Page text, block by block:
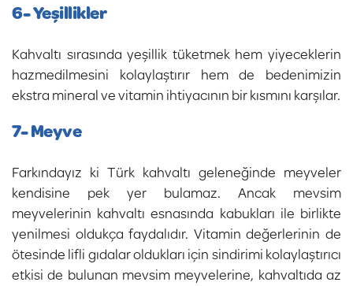
6- Yeşillikler
Kahvaltı sırasında yeşillik tüketmek hem yiyeceklerin
hazmedilmesini kolaylaştırır hem de bedenimizin
ekstra mineral ve vitamin ihtiyacının bir kısmını karşılar.
7- Meyve
Farkındayız ki Türk kahvaltı geleneğinde meyveler
kendisine pek yer bulamaz. Ancak mevsim
meyvelerinin kahvaltı esnasında kabukları ile birlikte
yenilmesi oldukça faydalıdır. Vitamin değerlerinin de
ötesinde lifli gıdalar oldukları için sindirimi kolaylaştırıcı
etkisi de bulunan mevsim meyvelerine, kahvaltıda az